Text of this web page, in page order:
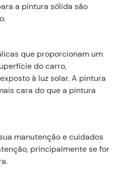
a pintura sólida são
que proporcionam um
do carro,
à luz solar. A pintura
cara do que a pintura
manutenção e cuidados
principalmente se for